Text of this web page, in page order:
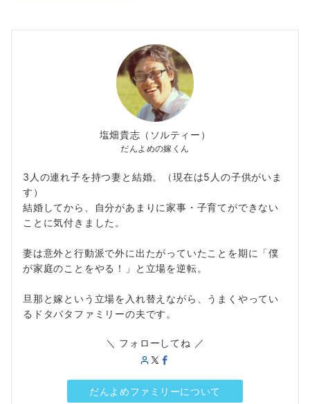
塩畑貴志（ソルティー）
だんよめの嫁くん
3人の連れ子を持つ妻と結婚。（現在は5人の子供がいま
す）
結婚してから、自分があまりに家事・子育てができない
ことに気付きました。
妻は意外と行動派で外に出たがっていたことを期に「僕
が家庭のことをやる！」と立場を逆転。
旦那と嫁という立場を入れ替えながら、うまくやってい
るドタバタファミリーの夫です。
＼ フォローしてね ／
だんよめファミリーについて